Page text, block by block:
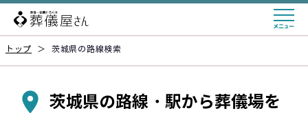
トップ ＞ 茨城県の路線検索
茨城県の路線・駅から葬儀場を